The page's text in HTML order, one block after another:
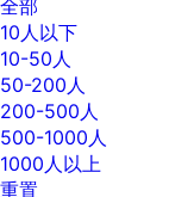
全部
10人以下
10-50人
50-200人
200-500人
500-1000人
1000人以上
重置